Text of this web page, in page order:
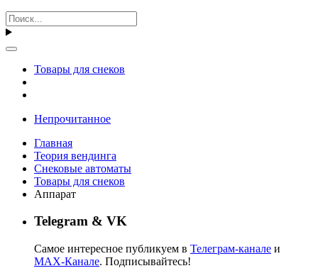
Товары для снеков
Непрочитанное
Главная
Теория вендинга
Снековые автоматы
Товары для снеков
Аппарат
Telegram & VK
Самое интересное публикуем в Телеграм-канале и
MAX-Канале. Подписывайтесь!